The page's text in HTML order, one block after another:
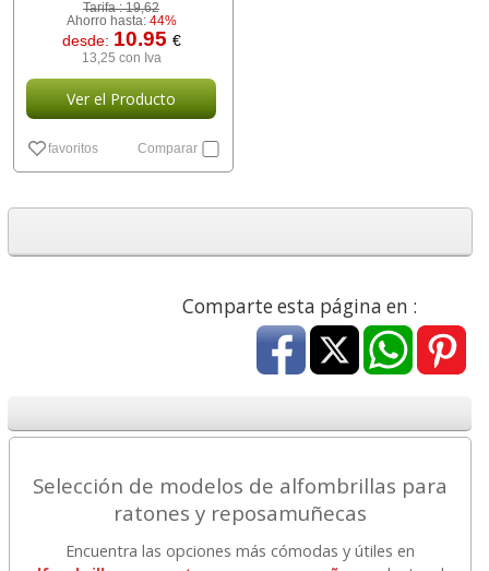
Tarifa :19,62
Ahorro hasta: 44%
desde: 10.95 €
13,25 con Iva
Ver el Producto
favoritos Comparar
Comparte esta página en :
Selección de modelos de alfombrillas para
ratones y reposamuñecas
Encuentra las opciones más cómodas y útiles en